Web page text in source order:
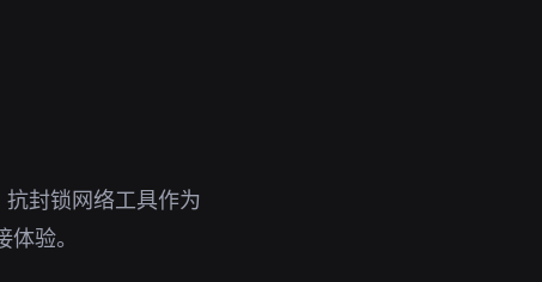
封锁网络工具作为
验。